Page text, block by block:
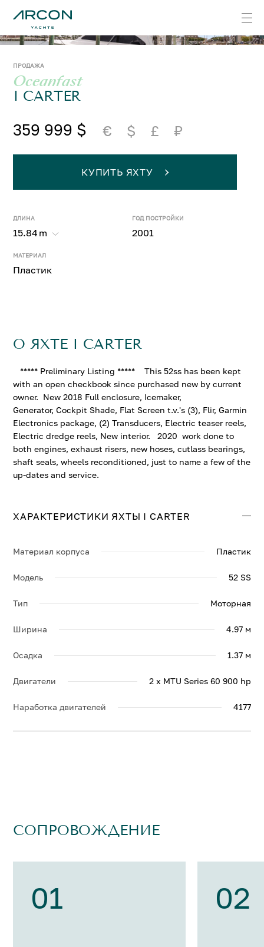
ПРОДАЖА
Oceanfast
I CARTER
359 999 $ € $ £ ₽
ДЛИНА
15.84 m
ГОД ПОСТРОЙКИ
2001
МАТЕРИАЛ
Пластик
КУПИТЬ ЯХТУ
О ЯХТЕ I CARTER
***** Preliminary Listing ***** This 52ss has been kept
with an open checkbook since purchased new by current
owner. New 2018 Full enclosure, Icemaker,
Generator, Cockpit Shade, Flat Screen t.v.'s (3), Flir, Garmin
Electronics package, (2) Transducers, Electric teaser reels,
Electric dredge reels, New interior. 2020 work done to
both engines, exhaust risers, new hoses, cutlass bearings,
shaft seals, wheels reconditioned, just to name a few of the
up-dates and service.
ХАРАКТЕРИСТИКИ ЯХТЫ I CARTER
Материал корпуса Пластик
Модель 52 SS
Тип Моторная
Ширина 4.97 м
Осадка 1.37 м
Двигатели 2 x MTU Series 60 900 hp
Наработка двигателей 4177
СОПРОВОЖДЕНИЕ
01 02